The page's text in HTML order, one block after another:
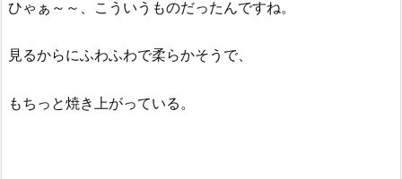
ひゃぁ～～、こういうものだったんですね。
見るからにふわふわで柔らかそうで、
もちっと焼き上がっている。